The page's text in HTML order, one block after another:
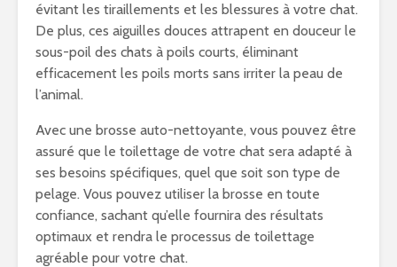
évitant les tiraillements et les blessures à votre chat.
De plus, ces aiguilles douces attrapent en douceur le
sous-poil des chats à poils courts, éliminant
efficacement les poils morts sans irriter la peau de
l’animal.
Avec une brosse auto-nettoyante, vous pouvez être
assuré que le toilettage de votre chat sera adapté à
ses besoins spécifiques, quel que soit son type de
pelage. Vous pouvez utiliser la brosse en toute
confiance, sachant qu’elle fournira des résultats
optimaux et rendra le processus de toilettage
agréable pour votre chat.